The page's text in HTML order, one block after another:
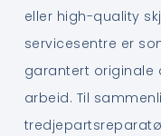
eller high-quality
servicesentre er
garantert originale
arbeid. Til